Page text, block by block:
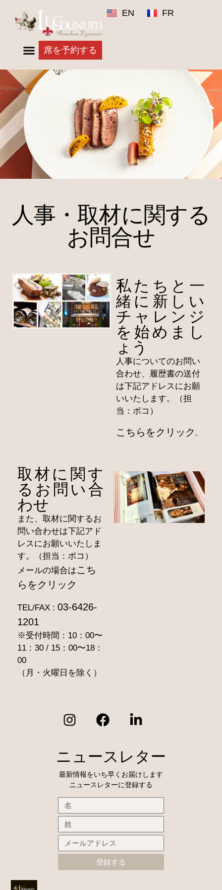
EN FR
席を予約する
人事・取材に関する
お問合せ
私たちと一
緒に新しい
チャレンジ
を始めまし
ょう
人事についてのお問い
合わせ、履歴書の送付
は下記アドレスにお願
いいたします。（担
当：ポコ）
こちらをクリック .
取材に関す
るお問い合
わせ
また、取材に関するお
問い合わせは下記アド
レスにお願いいたしま
す。（担当：ポコ）
メールの場合はこち
らをクリック
TEL/FAX : 03-6426-
1201
※受付時間：10：00〜
11：30 / 15：00〜18：
00
（月・火曜日を除く）
ニュースレター
最新情報をいち早くお届けします
ニュースレターに登録する
登録する